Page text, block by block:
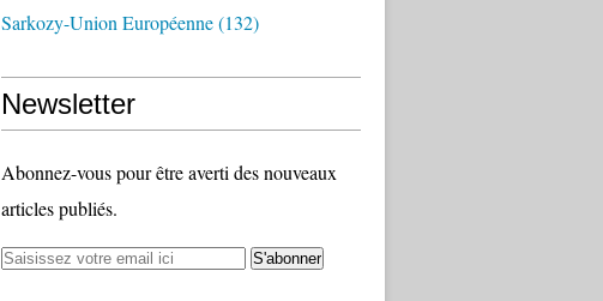
Sarkozy-Union Européenne(132)
Newsletter
Abonnez-vous pour être averti des nouveaux
articles publiés.